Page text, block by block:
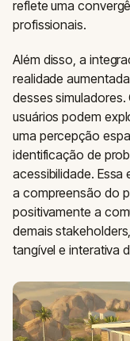
reflete uma
profissionais.
Além disso, a
realidade
desses
usuários podem
uma percepção
identificação de
acessibilidade.
a compreensão do
positivamente a
demais
tangível e interativa